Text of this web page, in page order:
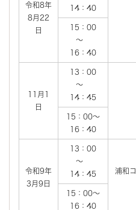
令和8年
8月22
日
14：40
15：00
～
16：40
11月1
日
13：00
～
14：45
15：00～
16：40
令和9年
3月9日
13：00
～
14：45
浦和
15：00～
16：40